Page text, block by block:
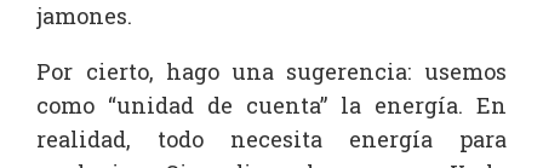
jamones.
Por cierto, hago una sugerencia: usemos
como “unidad de cuenta” la energía. En
realidad, todo necesita energía para